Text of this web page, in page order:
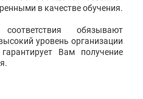
в качестве обучения.
обязывают
уровень организации
Вам получение